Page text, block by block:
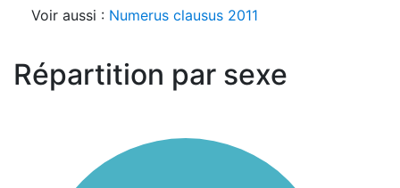
Voir aussi : Numerus clausus 2011
Répartition par sexe